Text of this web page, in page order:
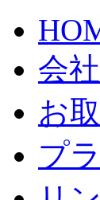
会
お
プ